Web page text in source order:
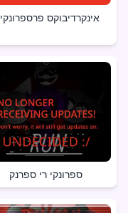
אינקרדיבוקס פרספרונקי 9
ספרונקי רי ספרנק